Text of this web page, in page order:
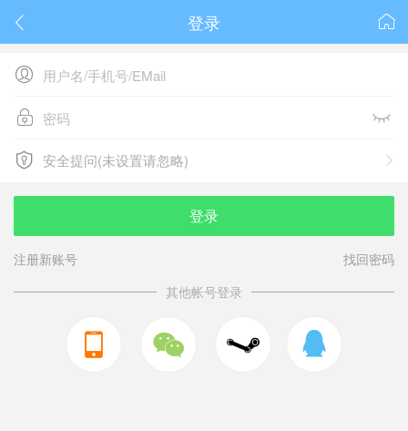
 
登录

 
 
安全提问(未设置请忽略)
安全提问(未设置请忽略)
登录
注册新账号
找回密码
其他帐号登录
  